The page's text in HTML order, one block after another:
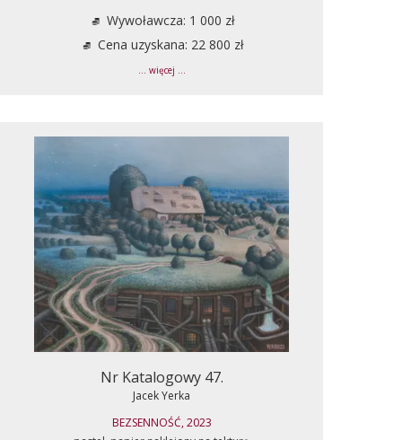
Wywoławcza: 1 000 zł
Cena uzyskana: 22 800 zł
... więcej ...
Nr Katalogowy 47.
Jacek Yerka
BEZSENNOŚĆ, 2023